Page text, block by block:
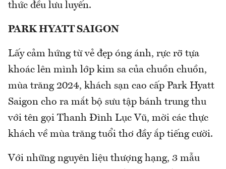
thức đều lưu luyến.
PARK HYATT SAIGON
Lấy cảm hứng từ vẻ đẹp óng ánh, rực rỡ tựa
khoác lên mình lớp kim sa của chuồn chuồn,
mùa trăng 2024, khách sạn cao cấp Park Hyatt
Saigon cho ra mắt bộ sưu tập bánh trung thu
với tên gọi Thanh Đình Lục Vũ, mời các thực
khách về mùa trăng tuổi thơ đầy ắp tiếng cười.
Với những nguyên liệu thượng hạng, 3 mẫu